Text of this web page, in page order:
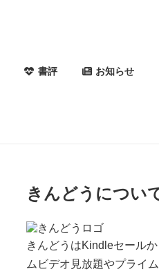
書評 お知らせ
きんどうについ
きんどうはKindleセール
ムビデオ見放題やプライ